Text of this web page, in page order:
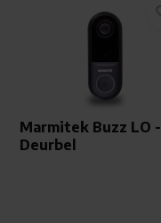
Marmitek Buzz LO -
Deurbel